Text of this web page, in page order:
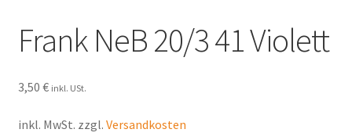
Links zu Partnern und Freunden
Newsletter Anmeldung
Kontakt
Frank NeB 20/3 41 Violett
3,50 € inkl. USt.
inkl. MwSt. zzgl. Versandkosten